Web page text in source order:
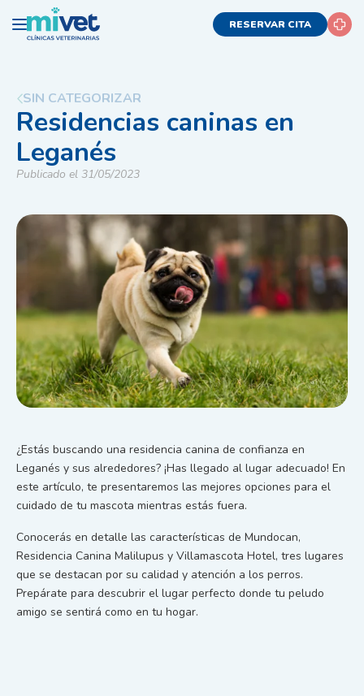
RESERVAR CITA
SIN CATEGORIZAR
Residencias caninas en
Leganés
Publicado el 31/05/2023
¿Estás buscando una residencia canina de confianza en
Leganés y sus alrededores? ¡Has llegado al lugar adecuado! En
este artículo, te presentaremos las mejores opciones para el
cuidado de tu mascota mientras estás fuera.
Conocerás en detalle las características de Mundocan,
Residencia Canina Malilupus y Villamascota Hotel, tres lugares
que se destacan por su calidad y atención a los perros.
Prepárate para descubrir el lugar perfecto donde tu peludo
amigo se sentirá como en tu hogar.